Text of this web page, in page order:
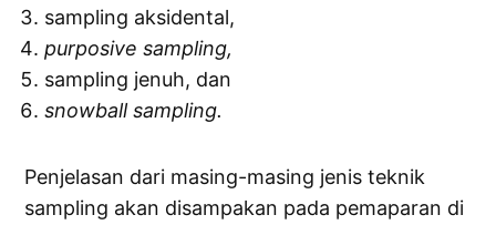
sampling aksidental,
purposive sampling,
sampling jenuh, dan
snowball sampling.
Penjelasan dari masing-masing jenis teknik
sampling akan disampakan pada pemaparan di